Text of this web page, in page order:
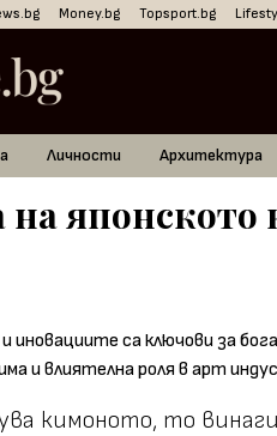
Money.bg Topsport.bg
Личности Архитектура
японското
кимоното, то винаги